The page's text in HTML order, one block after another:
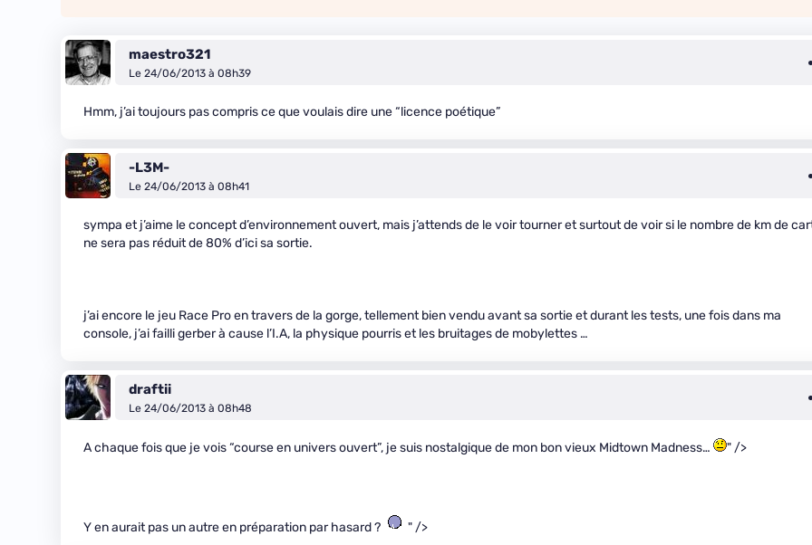
maestro321
Le 24/06/2013 à 08h39
Hmm, j’ai toujours pas compris ce que voulais dire une “licence poétique”
-L3M-
Le 24/06/2013 à 08h41
sympa et j’aime le concept d’environnement ouvert, mais j’attends de le voir tourner et surtout de voir si le nombre de km de
ne sera pas réduit de 80% d’ici sa sortie.
j’ai encore le jeu Race Pro en travers de la gorge, tellement bien vendu avant sa sortie et durant les tests, une fois dans ma
console, j’ai failli gerber à cause l’I.A, la physique pourris et les bruitages de mobylettes …
draftii
Le 24/06/2013 à 08h48
A chaque fois que je vois “course en univers ouvert”, je suis nostalgique de mon bon vieux Midtown Madness… " />
Y en aurait pas un autre en préparation par hasard ? " />